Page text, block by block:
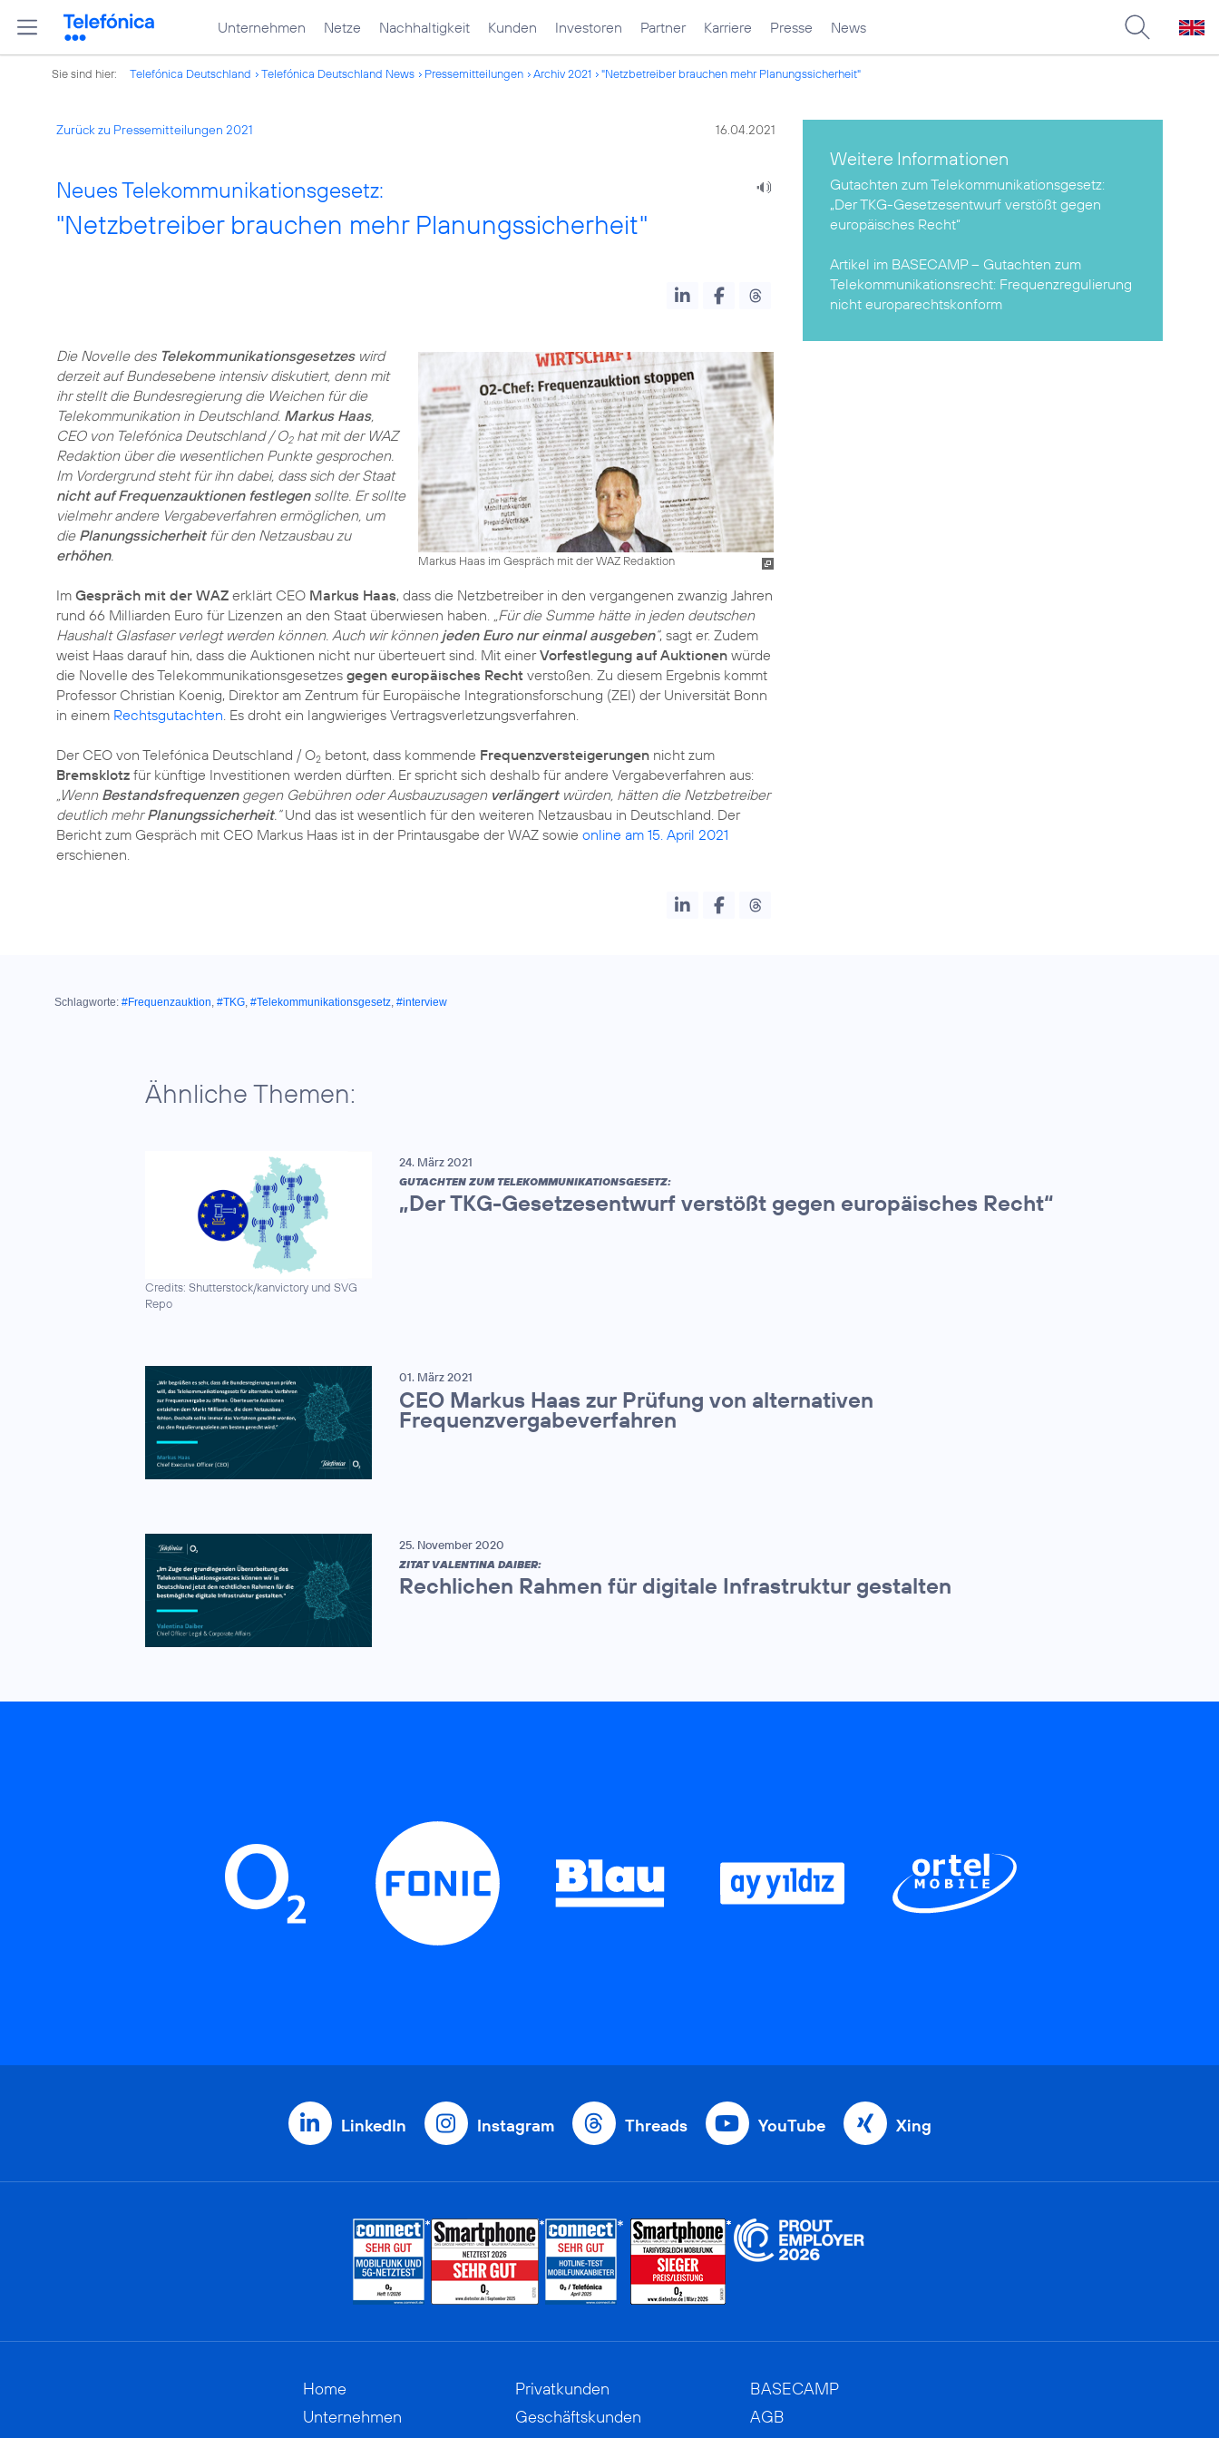
Unternehmen Netze Nachhaltigkeit Kunden Investoren Partner Karriere Presse News
Sie sind hier: Telefónica Deutschland Telefónica Deutschland News Pressemitteilungen Archiv 2021 "Netzbetreiber brauchen mehr Planungssicherheit"
Zurück zu Pressemitteilungen 2021 16.04.2021
Neues Telekommunikationsgesetz:
"Netzbetreiber brauchen mehr Planungssicherheit"
Markus Haas im Gespräch mit der WAZ Redaktion
Die Novelle des Telekommunikationsgesetzeswird
derzeit auf Bundesebene intensiv diskutiert, denn mit
ihr stellt die Bundesregierung die Weichen für die
Telekommunikation in Deutschland. Markus Haas,
CEO von Telefónica Deutschland / O2hat mit der WAZ
Redaktion über die wesentlichen Punkte gesprochen.
Im Vordergrund steht für ihn dabei, dass sich der Staat
nicht auf Frequenzauktionen festlegensollte. Er sollte
vielmehr andere Vergabeverfahren ermöglichen, um
die Planungssicherheitfür den Netzausbau zu
erhöhen.
Im Gespräch mit der WAZ erklärt CEO Markus Haas, dass die Netzbetreiber in den vergangenen zwanzig Jahren
rund 66 Milliarden Euro für Lizenzen an den Staat überwiesen haben. „Für die Summe hätte in jeden deutschen
Haushalt Glasfaser verlegt werden können. Auch wir können jeden Euro nur einmal ausgeben“, sagt er. Zudem
weist Haas darauf hin, dass die Auktionen nicht nur überteuert sind. Mit einerVorfestlegung auf Auktionen würde
die Novelle des Telekommunikationsgesetzes gegen europäisches Recht verstoßen. Zu diesem Ergebnis kommt
Professor Christian Koenig, Direktor am Zentrum für Europäische Integrationsforschung (ZEI) der Universität Bonn
in einem Rechtsgutachten. Es droht ein langwieriges Vertragsverletzungsverfahren.
Der CEO von Telefónica Deutschland / O2 betont, dass kommende Frequenzversteigerungen nicht zum
Bremsklotz für künftige Investitionen werden dürften. Er spricht sich deshalb für andere Vergabeverfahren aus:
„Wenn Bestandsfrequenzengegen Gebühren oder Ausbauzusagen verlängertwürden, hätten die Netzbetreiber
deutlich mehrPlanungssicherheit.“Und das ist wesentlich für den weiteren Netzausbau in Deutschland. Der
Bericht zum Gespräch mit CEO Markus Haas ist in der Printausgabe der WAZ sowie online am 15. April 2021
Weitere Informationen
Gutachten zum Telekommunikationsgesetz:
„Der TKG-Gesetzesentwurf verstößt gegen
europäisches Recht“
Artikel im BASECAMP – Gutachten zum
Telekommunikationsrecht: Frequenzregulierung
nicht europarechtskonform
Schlagworte: #Frequenzauktion, #TKG, #Telekommunikationsgesetz, #interview
Ähnliche Themen:
Credits: Shutterstock/kanvictory und SVG
Repo
24. März 2021
GUTACHTEN ZUM TELEKOMMUNIKATIONSGESETZ:
„Der TKG-Gesetzesentwurf verstößt gegen europäisches Recht“
01. März 2021
CEO Markus Haas zur Prüfung von alternativen
Frequenzvergabeverfahren
25. November 2020
ZITAT VALENTINA DAIBER:
Rechlichen Rahmen für digitale Infrastruktur gestalten
LinkedIn Instagram Threads YouTube Xing
Home
Unternehmen
Privatkunden
Geschäftskunden
BASECAMP
AGB